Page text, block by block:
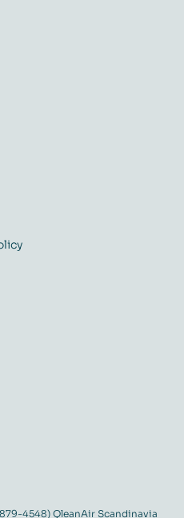
4548) QleanAir Scandinavia